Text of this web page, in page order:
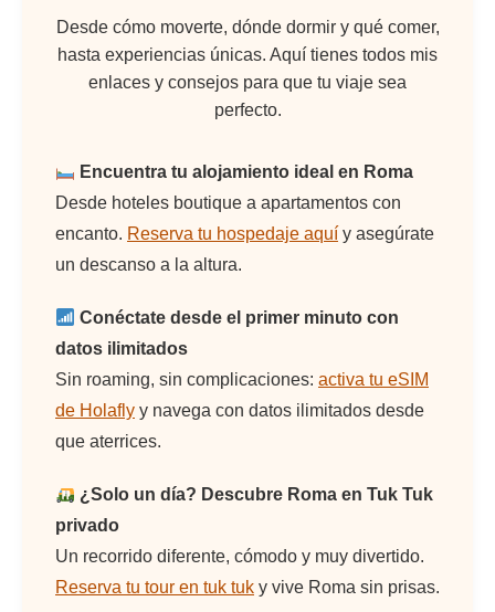
Desde cómo moverte, dónde dormir y qué comer,
hasta experiencias únicas. Aquí tienes todos mis
enlaces y consejos para que tu viaje sea
perfecto.
Encuentra tu alojamiento ideal en Roma
Desde hoteles boutique a apartamentos con
encanto. Reserva tu hospedaje aquí y asegúrate
un descanso a la altura.
Conéctate desde el primer minuto con
datos ilimitados
Sin roaming, sin complicaciones: activa tu eSIM
de Holafly y navega con datos ilimitados desde
que aterrices.
¿Solo un día? Descubre Roma en Tuk Tuk
privado
Un recorrido diferente, cómodo y muy divertido.
Reserva tu tour en tuk tuk y vive Roma sin prisas.